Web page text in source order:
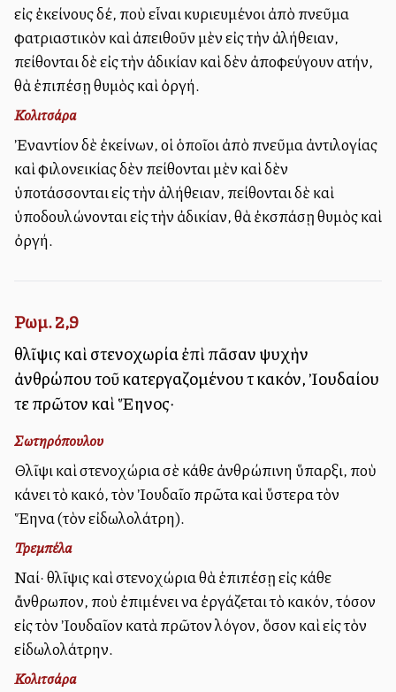
εἰς ἐκείνους δέ, ποὺ εἶναι κυριευμένοι ἀπὸ πνεῦμα
φατριαστικὸν καὶ ἀπειθοῦν μὲν εἰς τὴν ἀλήθειαν,
πείθονται δὲ εἰς τὴν ἀδικίαν καὶ δὲν ἀποφεύγουν αὐτήν,
θὰ ἐπιπέσῃ θυμὸς καὶ ὀργή.
Κολιτσάρα
Ἐναντίον δὲ ἐκείνων, οἱ ὁποῖοι ἀπὸ πνεῦμα ἀντιλογίας
καὶ φιλονεικίας δὲν πείθονται μὲν καὶ δὲν
ὑποτάσσονται εἰς τὴν ἀλήθειαν, πείθονται δὲ καὶ
ὑποδουλώνονται εἰς τὴν ἀδικίαν, θὰ ἐκσπάσῃ θυμὸς καὶ
ὀργή.
Ρωμ. 2,9
θλῖψις καὶ στενοχωρία ἐπὶ πᾶσαν ψυχὴν
ἀνθρώπου τοῦ κατεργαζομένου τὸ κακόν, Ἰουδαίου
τε πρῶτον καὶ Ἕλληνος·
Σωτηρόπουλου
Θλῖψι καὶ στενοχώρια σὲ κάθε ἀνθρώπινη ὕπαρξι, ποὺ
κάνει τὸ κακό, τὸν Ἰουδαῖο πρῶτα καὶ ὕστερα τὸν
Ἕλληνα (τὸν εἰδωλολάτρη).
Τρεμπέλα
Ναί· θλῖψις καὶ στενοχώρια θὰ ἐπιπέσῃ εἰς κάθε
ἄνθρωπον, ποὺ ἐπιμένει να ἐργάζεται τὸ κακόν, τόσον
εἰς τὸν Ἰουδαῖον κατὰ πρῶτον λόγον, ὅσον καὶ εἰς τὸν
εἰδωλολάτρην.
Κολιτσάρα